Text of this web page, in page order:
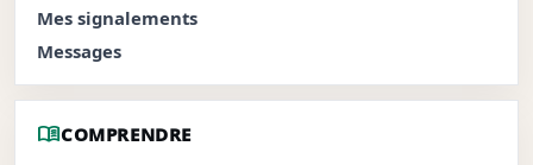
Mes signalements
Messages
menu_bookCOMPRENDRE